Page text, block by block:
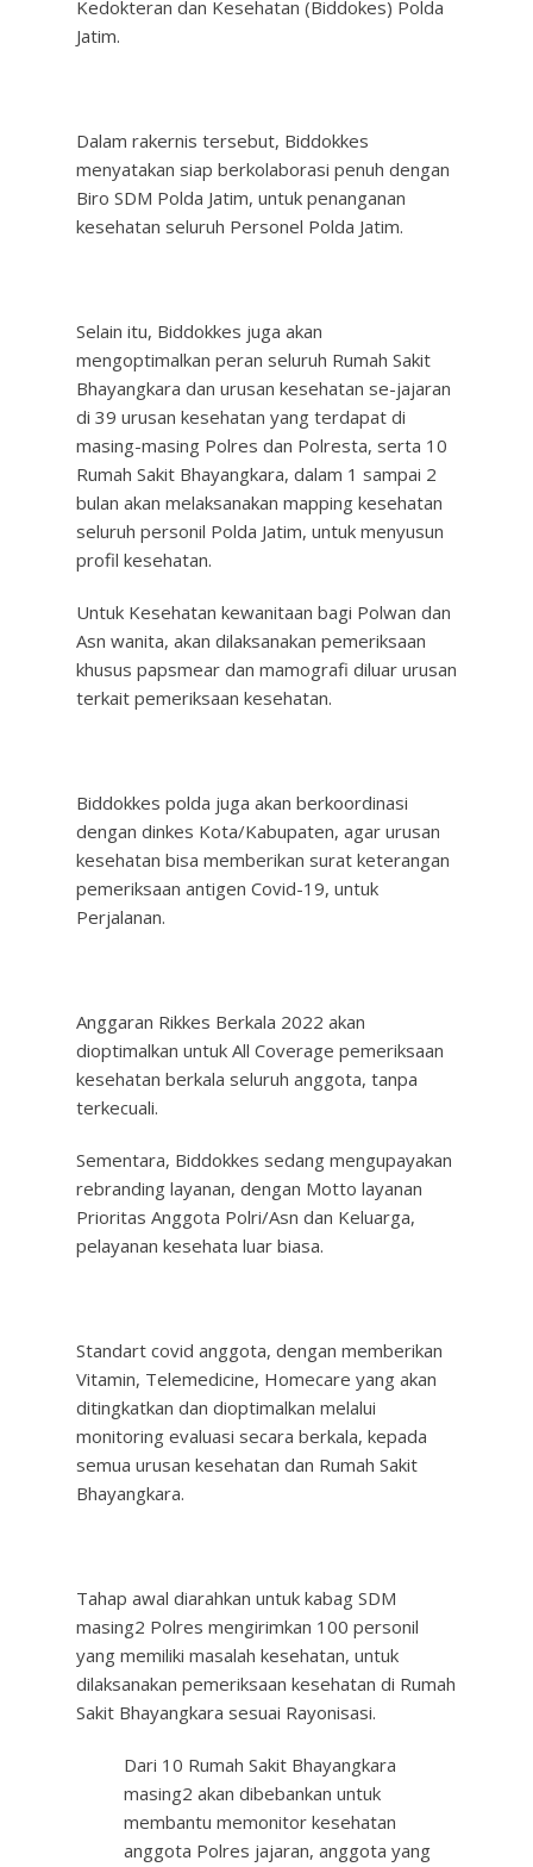
Kedokteran dan Kesehatan (Biddokes) Polda
Jatim.
Dalam rakernis tersebut, Biddokkes
menyatakan siap berkolaborasi penuh dengan
Biro SDM Polda Jatim, untuk penanganan
kesehatan seluruh Personel Polda Jatim.
Selain itu, Biddokkes juga akan
mengoptimalkan peran seluruh Rumah Sakit
Bhayangkara dan urusan kesehatan se-jajaran
di 39 urusan kesehatan yang terdapat di
masing-masing Polres dan Polresta, serta 10
Rumah Sakit Bhayangkara, dalam 1 sampai 2
bulan akan melaksanakan mapping kesehatan
seluruh personil Polda Jatim, untuk menyusun
profil kesehatan.
Untuk Kesehatan kewanitaan bagi Polwan dan
Asn wanita, akan dilaksanakan pemeriksaan
khusus papsmear dan mamografi diluar urusan
terkait pemeriksaan kesehatan.
Biddokkes polda juga akan berkoordinasi
dengan dinkes Kota/Kabupaten, agar urusan
kesehatan bisa memberikan surat keterangan
pemeriksaan antigen Covid-19, untuk
Perjalanan.
Anggaran Rikkes Berkala 2022 akan
dioptimalkan untuk All Coverage pemeriksaan
kesehatan berkala seluruh anggota, tanpa
terkecuali.
Sementara, Biddokkes sedang mengupayakan
rebranding layanan, dengan Motto layanan
Prioritas Anggota Polri/Asn dan Keluarga,
pelayanan kesehata luar biasa.
Standart covid anggota, dengan memberikan
Vitamin, Telemedicine, Homecare yang akan
ditingkatkan dan dioptimalkan melalui
monitoring evaluasi secara berkala, kepada
semua urusan kesehatan dan Rumah Sakit
Bhayangkara.
Tahap awal diarahkan untuk kabag SDM
masing2 Polres mengirimkan 100 personil
yang memiliki masalah kesehatan, untuk
dilaksanakan pemeriksaan kesehatan di Rumah
Sakit Bhayangkara sesuai Rayonisasi.
Dari 10 Rumah Sakit Bhayangkara
masing2 akan dibebankan untuk
membantu memonitor kesehatan
anggota Polres jajaran, anggota yang